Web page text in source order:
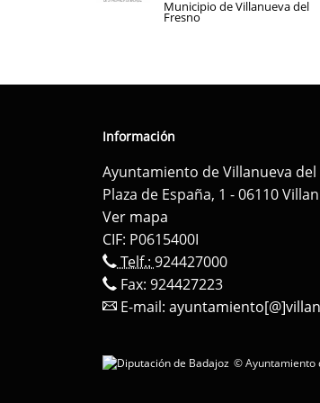
Municipio de Villanueva del
Fresno
Información
Ayuntamiento de Villanueva del
Plaza de España, 1 - 06110
Ver mapa
CIF: P0615400I
Telf.: 924427000
Fax: 924427223
E-mail:
© Ayuntamiento